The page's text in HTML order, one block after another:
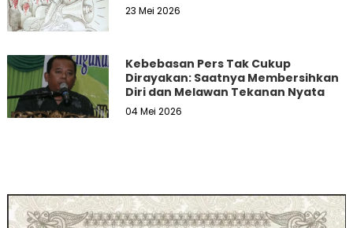
23 Mei 2026
Kebebasan Pers Tak Cukup
Dirayakan: Saatnya Membersihkan
Diri dan Melawan Tekanan Nyata
04 Mei 2026